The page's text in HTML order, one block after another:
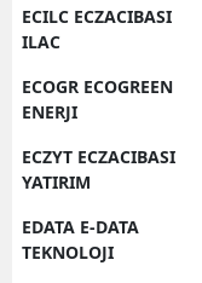
ECILC ECZACIBASI
ILAC
ECOGR ECOGREEN
ENERJI
ECZYT ECZACIBASI
YATIRIM
EDATA E-DATA
TEKNOLOJI